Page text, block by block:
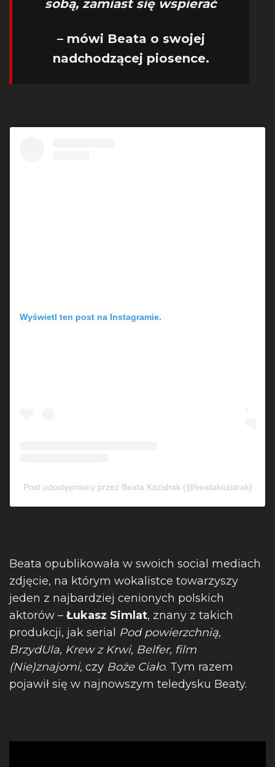
sobą, zamiast się wspierać
– mówi Beata o swojej
nadchodzącej piosence.
Wyświetl ten post na Instagramie.
Post udostępniony przez Beata Kozidrak (@beatakozidrak)
Beata opublikowała w swoich social mediach
zdjęcie, na którym wokalistce towarzyszy
jeden z najbardziej cenionych polskich
aktorów – Łukasz Simlat, znany z takich
produkcji, jak serial Pod powierzchnią,
BrzydUla, Krew z Krwi, Belfer, film
(Nie)znajomi, czy Boże Ciało. Tym razem
pojawił się w najnowszym teledysku Beaty.